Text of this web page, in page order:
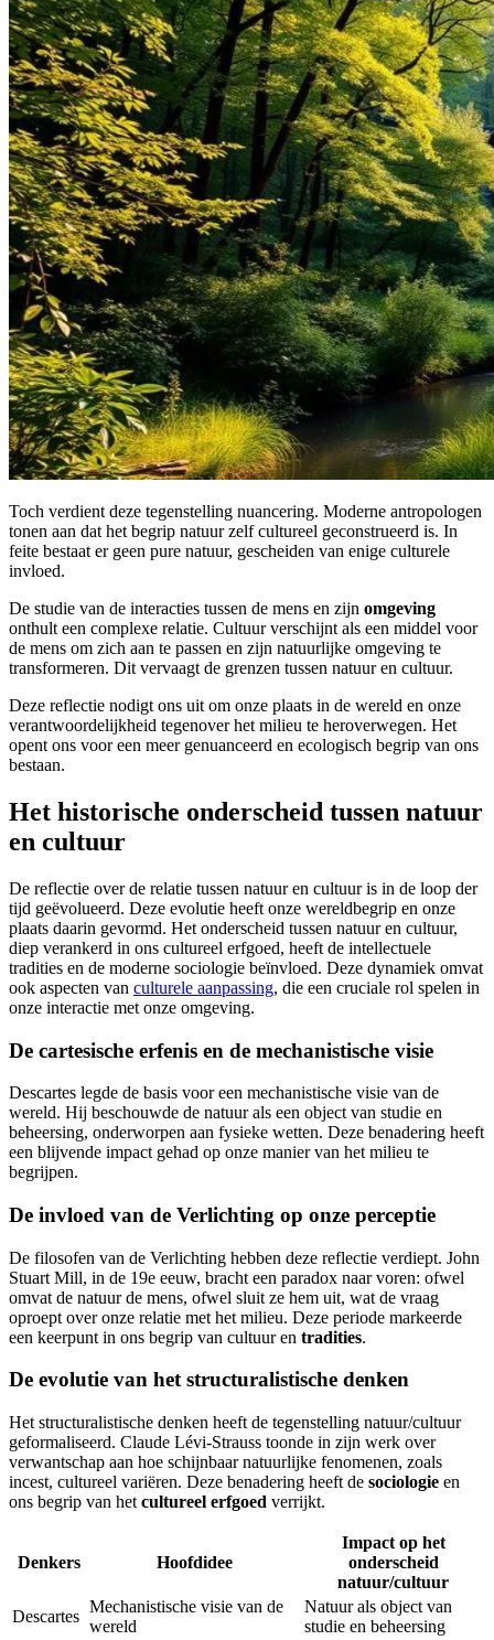
Toch verdient deze tegenstelling nuancering. Moderne antropologen
tonen aan dat het begrip natuur zelf cultureel geconstrueerd is. In
feite bestaat er geen pure natuur, gescheiden van enige culturele
invloed.
De studie van de interacties tussen de mens en zijn omgeving
onthult een complexe relatie. Cultuur verschijnt als een middel voor
de mens om zich aan te passen en zijn natuurlijke omgeving te
transformeren. Dit vervaagt de grenzen tussen natuur en cultuur.
Deze reflectie nodigt ons uit om onze plaats in de wereld en onze
verantwoordelijkheid tegenover het milieu te heroverwegen. Het
opent ons voor een meer genuanceerd en ecologisch begrip van ons
bestaan.
Het historische onderscheid tussen natuur
en cultuur
De reflectie over de relatie tussen natuur en cultuur is in de loop der
tijd geëvolueerd. Deze evolutie heeft onze wereldbegrip en onze
plaats daarin gevormd. Het onderscheid tussen natuur en cultuur,
diep verankerd in ons cultureel erfgoed, heeft de intellectuele
tradities en de moderne sociologie beïnvloed. Deze dynamiek omvat
ook aspecten van culturele aanpassing, die een cruciale rol spelen in
onze interactie met onze omgeving.
De cartesische erfenis en de mechanistische visie
Descartes legde de basis voor een mechanistische visie van de
wereld. Hij beschouwde de natuur als een object van studie en
beheersing, onderworpen aan fysieke wetten. Deze benadering heeft
een blijvende impact gehad op onze manier van het milieu te
begrijpen.
De invloed van de Verlichting op onze perceptie
De filosofen van de Verlichting hebben deze reflectie verdiept. John
Stuart Mill, in de 19e eeuw, bracht een paradox naar voren: ofwel
omvat de natuur de mens, ofwel sluit ze hem uit, wat de vraag
oproept over onze relatie met het milieu. Deze periode markeerde
een keerpunt in ons begrip van cultuur en tradities.
De evolutie van het structuralistische denken
Het structuralistische denken heeft de tegenstelling natuur/cultuur
geformaliseerd. Claude Lévi-Strauss toonde in zijn werk over
verwantschap aan hoe schijnbaar natuurlijke fenomenen, zoals
incest, cultureel variëren. Deze benadering heeft de sociologie en
ons begrip van het cultureel erfgoed verrijkt.
Denkers Hoofdidee
Impact op het
onderscheid
natuur/cultuur
Descartes
Mechanistische visie van de
wereld
Natuur als object van
studie en beheersing